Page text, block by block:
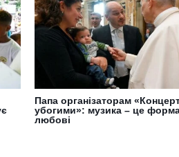
Папа організаторам
убогими»: музика – це
любові